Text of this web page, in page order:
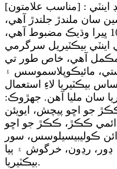
[مناسب علامتون] : سيپروفلوڪسين هائيڊرو ڪلورائڊ اينٽي
سان ملندڙ جلندڙ آهي،
پر اينٽي بيڪٽيريل سرگرمي 2-10 ڀيرا وڌيڪ مضبوط آهي،
بيڪٽيريل سرگرمي
آهي، خاص طور تي
مائيڪوپلاسموسس ۽
بيڪٽيريا لاءِ استعمال
سان مليا آهن. جهڙوڪ:
جو اڇو پيچش، ايويئن
دائمي ڪڪڙ، ڪڪڙ جو اڇو
ڪوليبيسيلوسس، سور
۽ ڍور، رڍون، خرگوش ۽ ٻيا
بيڪٽيريا.